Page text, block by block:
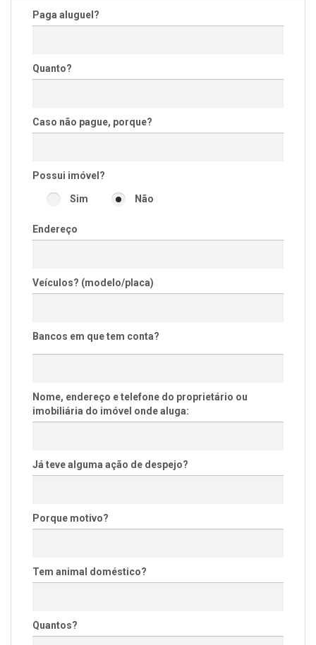
Paga aluguel?
Quanto?
Caso não pague, porque?
Possui imóvel?
Sim Não
Endereço
Veículos? (modelo/placa)
Bancos em que tem conta?
Nome, endereço e telefone do proprietário ou
imobiliária do imóvel onde aluga:
Já teve alguma ação de despejo?
Porque motivo?
Tem animal doméstico?
Quantos?